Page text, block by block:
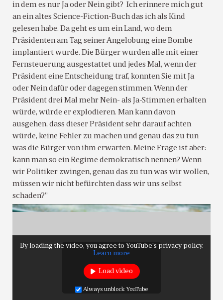
in dem es nur Ja oder Nein gibt? Ich erinnere mich gut
an ein altes Science-Fiction-Buch das ich als Kind
gelesen habe. Da geht es um ein Land, wo dem
Präsidenten am Tag seiner Angelobung eine Bombe
implantiert wurde. Die Bürger wurden alle mit einer
Fernsteuerung ausgestattet und jedes Mal, wenn der
Präsident eine Entscheidung traf, konnten Sie mit Ja
oder Nein dafür oder dagegen stimmen. Wenn der
Präsident drei Mal mehr Nein- als Ja-Stimmen erhalten
würde, würde er explodieren. Man kann davon
ausgehen, dass dieser Präsident sehr darauf achten
würde, keine Fehler zu machen und genau das zu tun
was die Bürger von ihm erwarten. Meine Frage ist aber:
kann man so ein Regime demokratisch nennen? Wenn
wir Politiker zwingen, genau das zu tun was wir wollen,
müssen wir nicht befürchten dass wir uns selbst
schaden?”
By loading the video, you agree to YouTube's privacy policy.
Learn more
Load video
Always unblock YouTube